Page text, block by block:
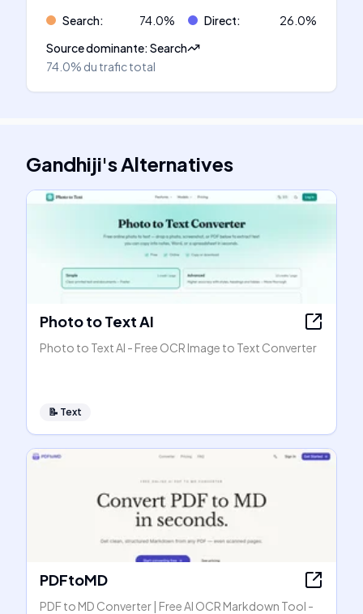
Search: 74.0% Direct: 26.0%
Source dominante:Search
74.0% du trafic total
Gandhiji'sAlternatives
Photo to Text AI
Photo to Text AI - Free OCR Image to Text Converter
📝 Text
PDFtoMD
PDF to MD Converter | Free AI OCR Markdown Tool -